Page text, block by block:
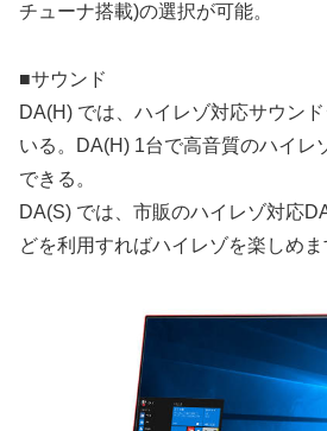
チューナ搭載)の選択が可能。
■サウンド
DA(H) では、ハイレゾ対応サウン
いる。DA(H) 1台で高音質のハイレ
できる。
DA(S) では、市販のハイレゾ対応
どを利用すればハイレゾを楽しめま